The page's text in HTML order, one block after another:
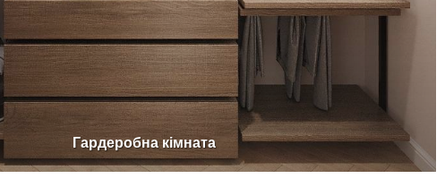
Гардеробна кімната